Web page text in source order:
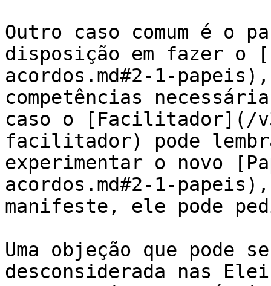
Outro caso comum é o
disposição em fazer o
acordos.md#2-1-
competências
caso o [Facilitador](/
facilitador) pode
experimentar o novo
acordos.md#2-1-
manifeste, ele pode
Uma objeção que pode
desconsiderada nas